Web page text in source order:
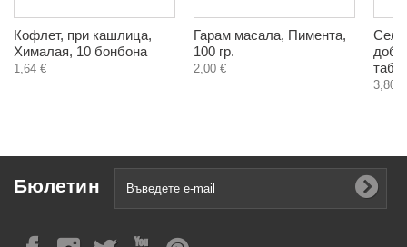
Кофлет, при кашлица,
Хималая, 10 бонбона
1,64 €
Гарам масала, Пимента,
100 гр.
2,00 €
3,80 €
Бюлетин